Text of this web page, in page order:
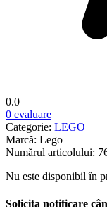
0.0
0 evaluare
Categorie: LEGO
Marcă: Lego
Numărul articolului:
Nu este disponibil în
Solicita notificare